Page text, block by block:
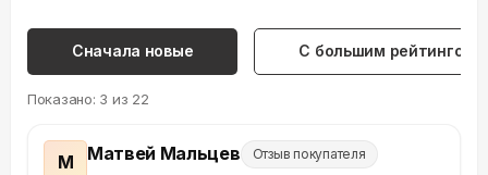
Сначала новые С большим рейтингом
Показано: 3 из 22
М Матвей Мальцев Отзыв покупателя